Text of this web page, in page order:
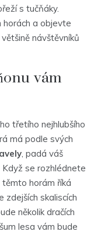
s tučňáky.
horách a objevte
návštěvníků
vám
třetího nejhlubšího
má podle svých
, padá váš
se rozhlédnete
horám říká
skaliscích
několik dračích
lesa vám bude